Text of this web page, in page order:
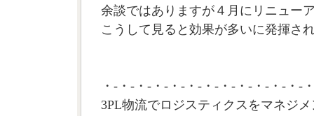
余談ではありますが４月にリニュー
こうして見ると効果が多いに発揮さ
・-・-・-・-・-・-・-・-・-・-・-・-
3PL物流でロジスティクスをマネジ